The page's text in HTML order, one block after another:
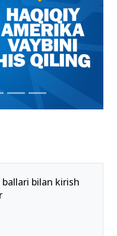
ballari bilan kirish